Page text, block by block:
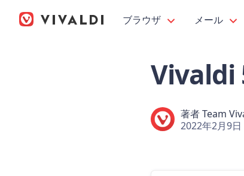
ブラウザ メール
Vivaldi
著者Team
2022年2月9日